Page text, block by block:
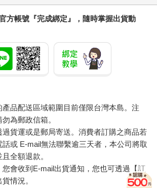
方帳號『完成綁定』，隨時掌握出貨動
品配送區域範圍目前僅限台灣本島。注
為郵政信箱。
過貨運或是郵局寄送。消費者訂購之商品若
或 E-mail無法聯繫逾三天者，本公司將取
全額退款。
您會收到E-mail出貨通知，您也可透過【訂
情況。